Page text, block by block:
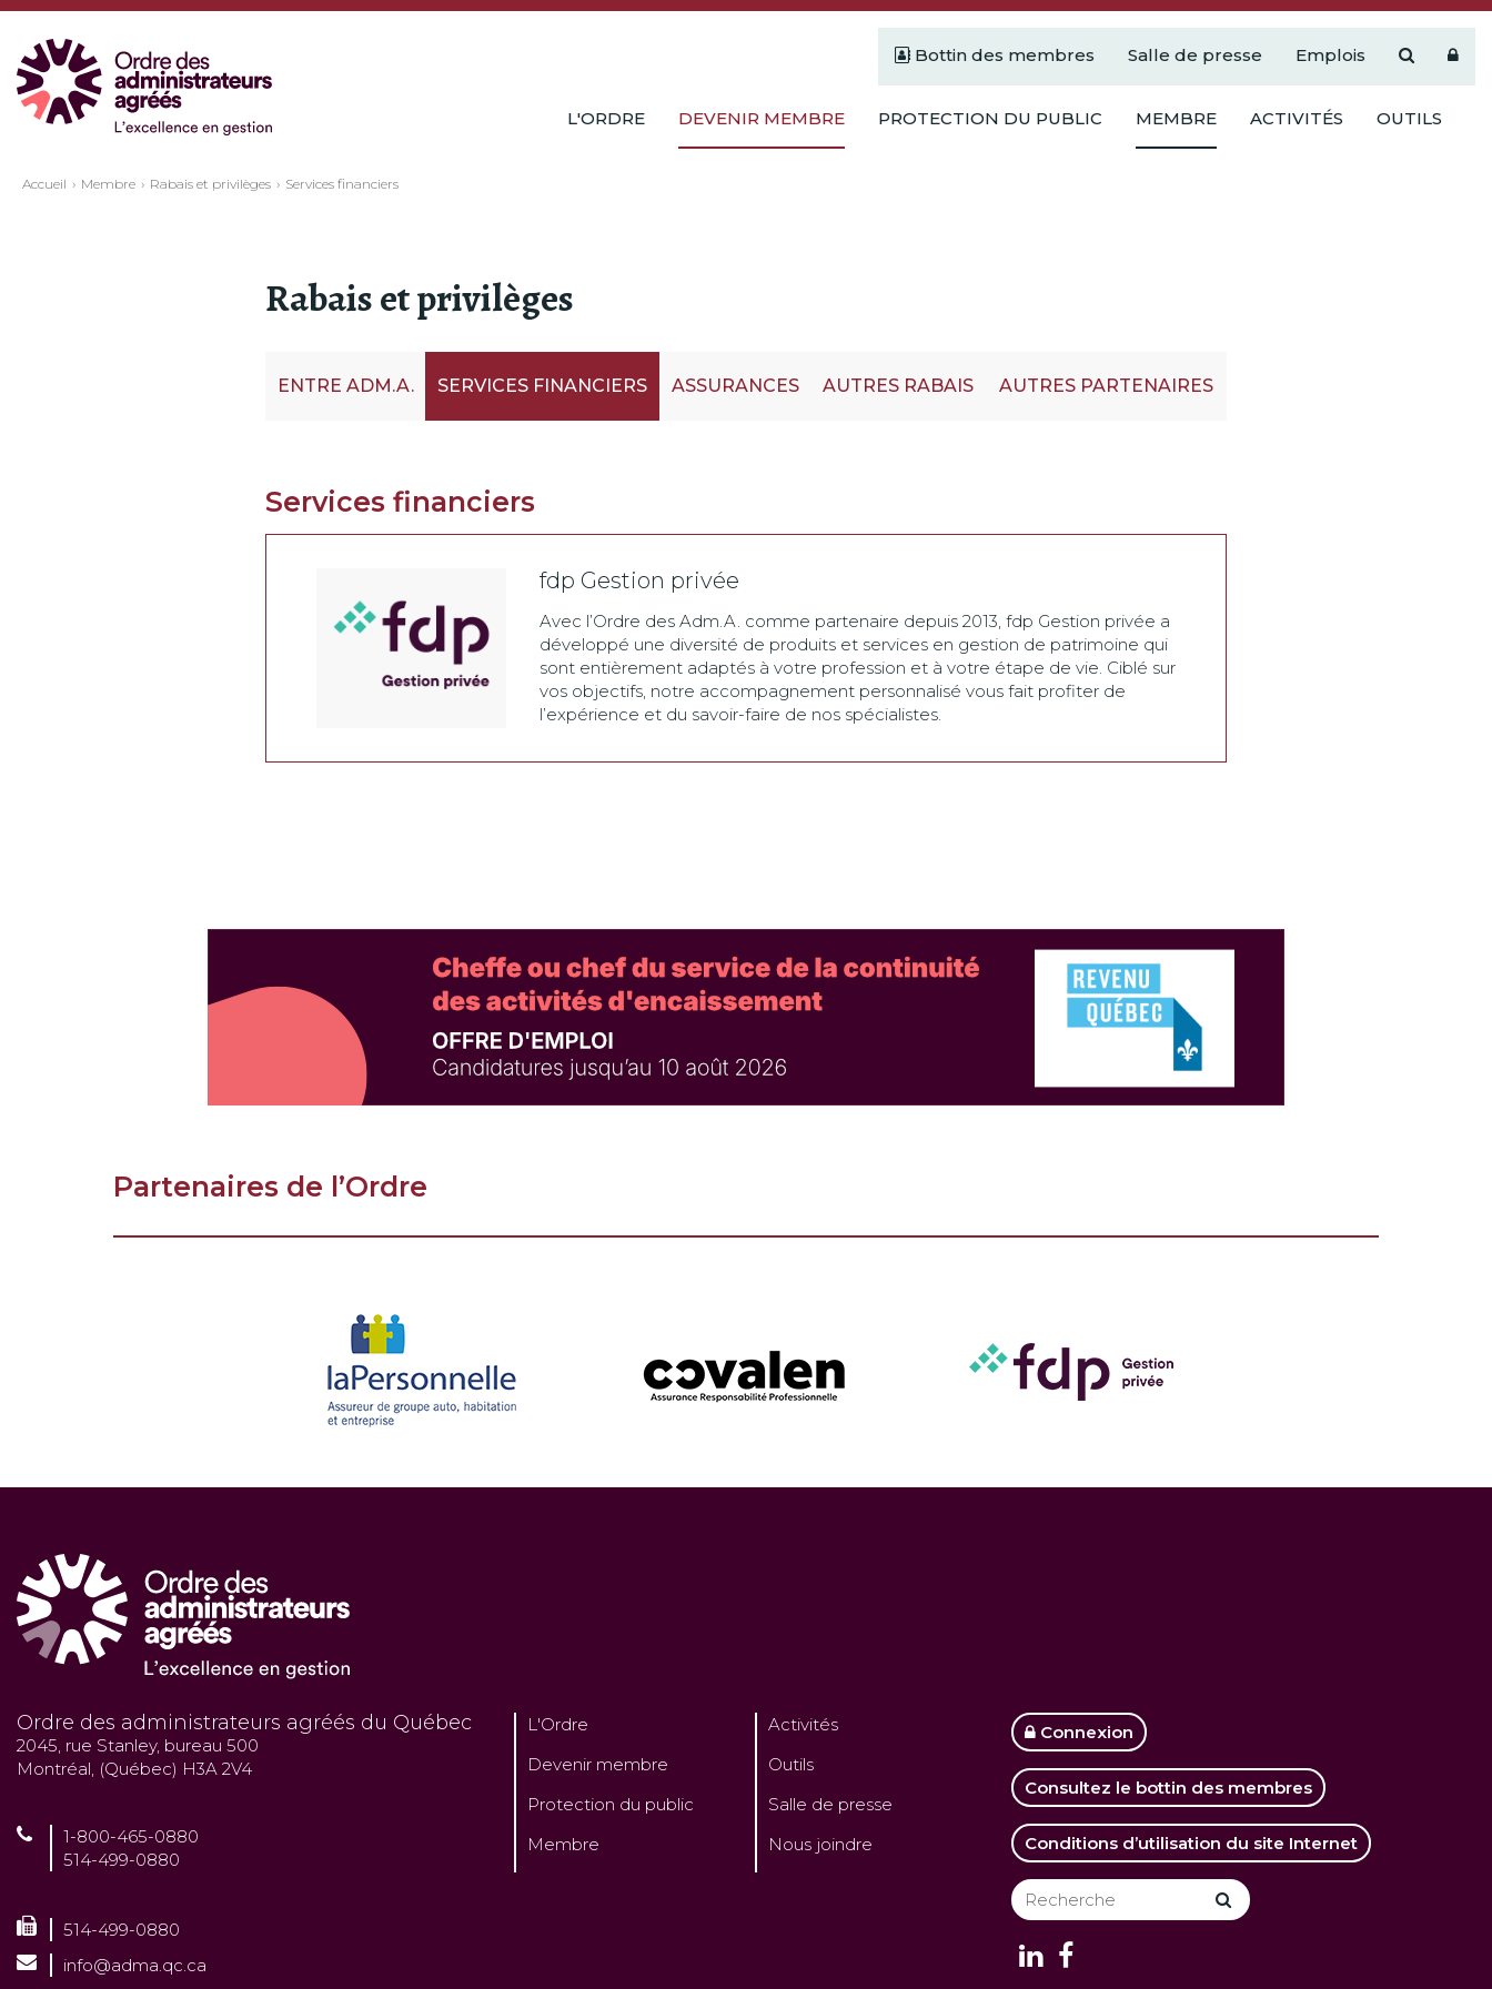
Bottin des membres Salle de presse Emplois
L'ORDRE DEVENIR MEMBRE PROTECTION DU PUBLIC MEMBRE ACTIVITÉS OUTILS
Accueil Membre Rabais et privilèges Services financiers
Rabais et privilèges
ENTRE ADM.A. SERVICES FINANCIERS ASSURANCES AUTRES RABAIS AUTRES PARTENAIRES
Services financiers
fdp Gestion privée
Avec l’Ordre des Adm.A. comme partenaire depuis 2013, fdp Gestion privée a
développé une diversité de produits et services en gestion de patrimoine qui
sont entièrement adaptés à votre profession et à votre étape de vie. Ciblé sur
vos objectifs, notre accompagnement personnalisé vous fait profiter de
l’expérience et du savoir-faire de nos spécialistes.
Partenaires de l’Ordre
Ordre des administrateurs agréés du Québec
2045, rue Stanley, bureau 500
Montréal, (Québec) H3A 2V4
1-800-465-0880
514-499-0880
514-499-0880
info@adma.qc.ca
L'Ordre
Devenir membre
Protection du public
Membre
Activités
Outils
Salle de presse
Nous joindre
Connexion
Consultez le bottin des membres
Conditions d’utilisation du site Internet